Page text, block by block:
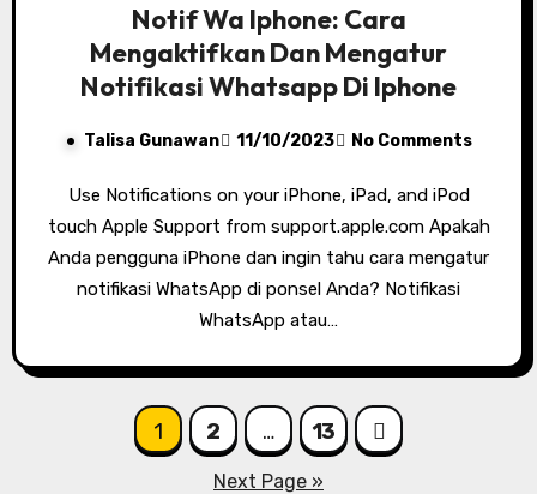
Notif Wa Iphone: Cara
Mengaktifkan Dan Mengatur
Notifikasi Whatsapp Di Iphone
Talisa Gunawan 11/10/2023 No Comments
Use Notifications on your iPhone, iPad, and iPod
touch Apple Support from support.apple.com Apakah
Anda pengguna iPhone dan ingin tahu cara mengatur
notifikasi WhatsApp di ponsel Anda? Notifikasi
WhatsApp atau…
1 2 … 13
Next Page »